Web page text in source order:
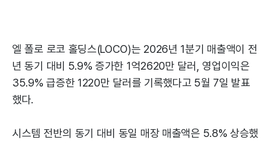
엘 폴로 로코 홀딩스(LOCO)는 2026년 1분기 매출액이 전
년 동기 대비 5.9% 증가한 1억2620만 달러, 영업이익은
35.9% 급증한 1220만 달러를 기록했다고 5월 7일 발표
했다.
시스템 전반의 동기 대비 동일 매장 매출액은 5.8% 상승했